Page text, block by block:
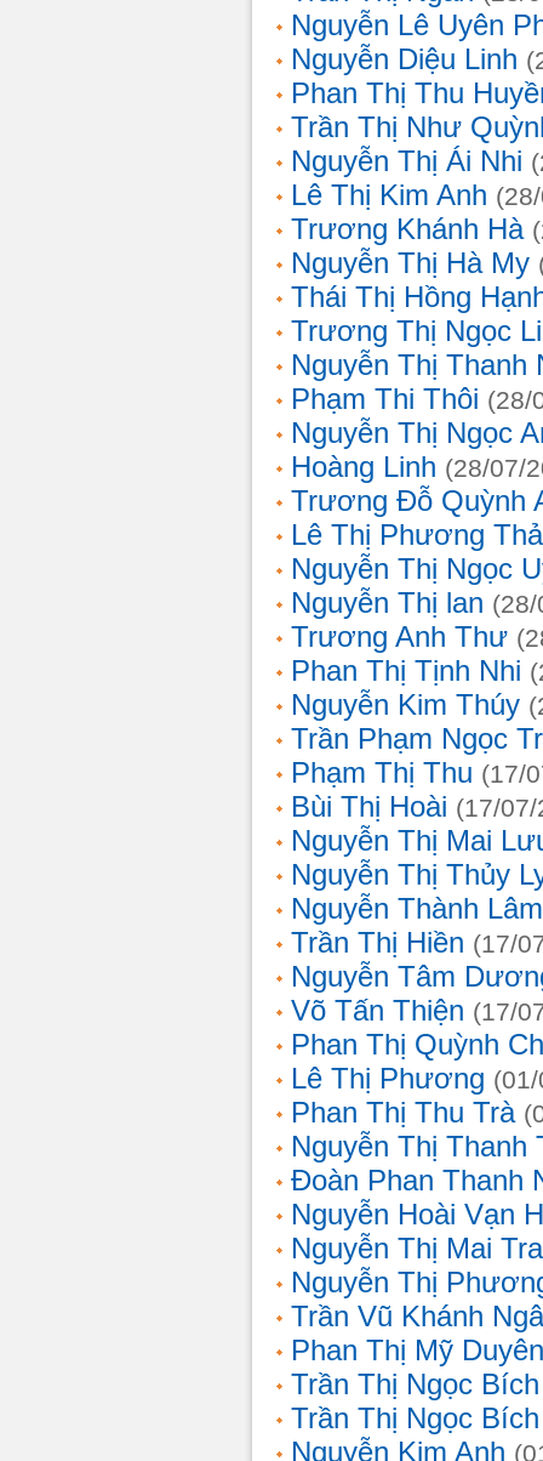
Nguyễn Lê Uyên
Nguyễn Diệu Linh
Phan Thị Thu
Trần Thị Như
Nguyễn Thị Ái Nhi
Lê Thị Kim Anh
Trương Khánh Hà
Nguyễn Thị Hà My
Thái Thị Hồng
Trương Thị Ngọc
Nguyễn Thị Thanh
Phạm Thi Thôi (28/
Nguyễn Thị Ngọc
Hoàng Linh (28/07/
Trương Đỗ Quỳnh
Lê Thị Phương
Nguyễn Thị Ngọc
Nguyễn Thị lan
Trương Anh Thư
Phan Thị Tịnh Nhi
Nguyễn Kim Thúy
Trần Phạm Ngọc
Phạm Thị Thu (17/
Bùi Thị Hoài (17/
Nguyễn Thị Mai
Nguyễn Thị Thủy
Nguyễn Thành Lâm
Trần Thị Hiền (17/
Nguyễn Tâm
Võ Tấn Thiện (17/
Phan Thị Quỳnh
Lê Thị Phương
Phan Thị Thu Trà
Nguyễn Thị Thanh
Đoàn Phan Thanh
Nguyễn Hoài Vạn
Nguyễn Thị Mai
Nguyễn Thị
Trần Vũ Khánh
Phan Thị Mỹ Duyên
Trần Thị Ngọc Bích
Trần Thị Ngọc Bích
Nguyễn Kim Anh